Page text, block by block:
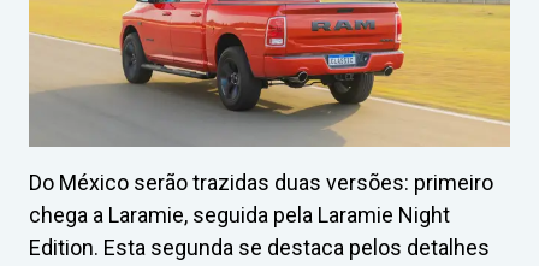
Do México serão trazidas duas versões: primeiro
chega a Laramie, seguida pela Laramie Night
Edition. Esta segunda se destaca pelos detalhes